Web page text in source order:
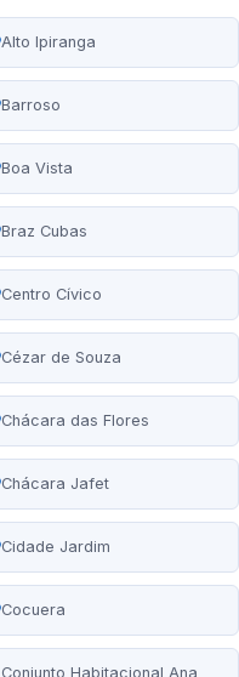
Alto Ipiranga
Barroso
Boa Vista
Braz Cubas
Centro Cívico
Cézar de Souza
Chácara das Flores
Chácara Jafet
Cidade Jardim
Cocuera
Conjunto Habitacional Ana